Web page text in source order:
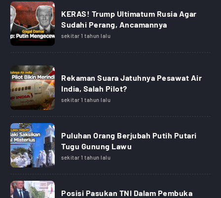
KERAS! Trump Ultimatum Rusia Agar
Sudahi Perang, Ancamannya
sekitar 1 tahun lalu
Rekaman Suara Jatuhnya Pesawat Air
India, Salah Pilot?
sekitar 1 tahun lalu
Puluhan Orang Berjubah Putih Putari
Tugu Gunung Lawu
sekitar 1 tahun lalu
Posisi Pasukan TNI Dalam Pembuka